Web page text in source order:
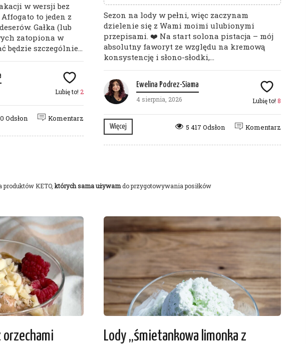
w wersji bez
to jeden z
Gałka (lub
zatopiona w
szczególnie...
Lubię to! 2
Komentarz
Odsłon
Sezon na lody w pełni, więc zaczynam
dzielenie się z Wami moimi ulubionymi
przepisami. ❤️ Na start solona pistacja – mój
absolutny faworyt ze względu na kremową
konsystencję i słono-słodki,...
Ewelina Podrez-Siama
4 sierpnia, 2026 Lubię to! 8
Więcej Komentarz
5 417 Odsłon
produktów KETO, których sama używamdo przygotowywania posiłków
orzechami
Lody „śmietankowa limonka z